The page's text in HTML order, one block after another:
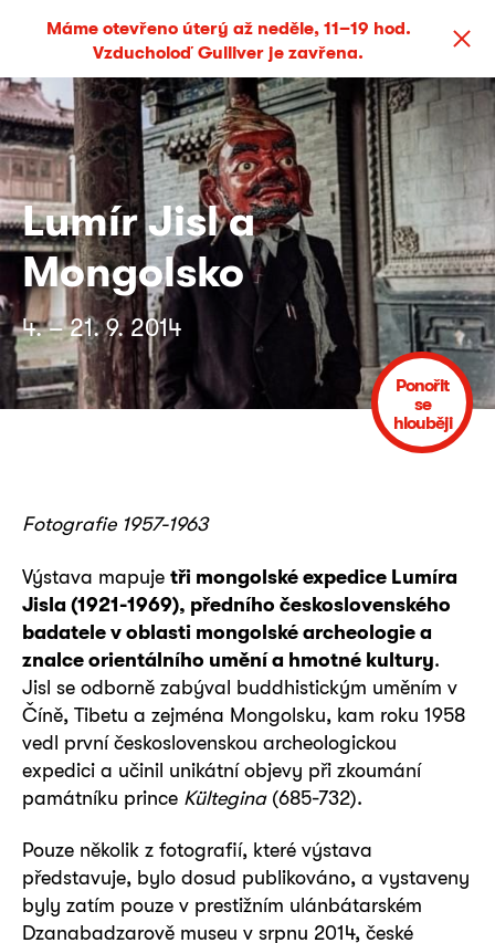
Máme otevřeno úterý až neděle, 11–19 hod.
Vzducholoď Gulliver je zavřena.
Lumír Jisl a
Mongolsko
4. – 21. 9. 2014
Ponořit
se
hlouběji
Fotografie 1957-1963
Výstava mapuje tři mongolské expedice Lumíra
Jisla (1921-1969), předního československého
badatele v oblasti mongolské archeologie a
znalce orientálního umění a hmotné kultury.
Jisl se odborně zabýval buddhistickým uměním v
Číně, Tibetu a zejména Mongolsku, kam roku 1958
vedl první československou archeologickou
expedici a učinil unikátní objevy při zkoumání
památníku prince Kültegina(685-732).
Pouze několik z fotografií, které výstava
představuje, bylo dosud publikováno, a vystaveny
byly zatím pouze v prestižním ulánbátarském
Dzanabadzarově museu v srpnu 2014, české